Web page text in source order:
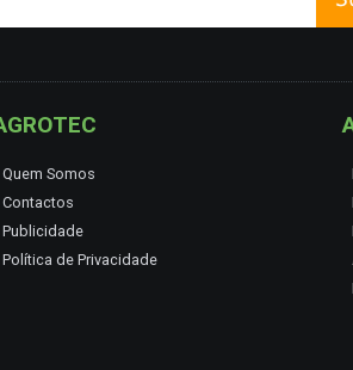
Quem Somos
Contactos
Publicidade
Política de Privacidade